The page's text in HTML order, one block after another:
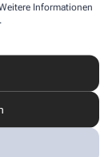
Informationen